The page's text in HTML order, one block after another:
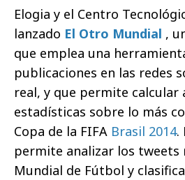
Elogia y el Centro
lanzado El Otro Mundial ,
que emplea una
publicaciones en las redes
real, y que permite
estadísticas sobre lo más
Copa de la FIFA Brasil 2014.
permite analizar los tweets
Mundial de Fútbol y